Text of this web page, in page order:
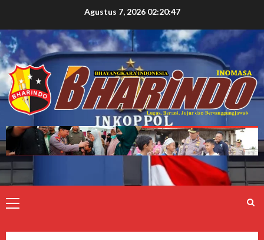
Agustus 7, 2026 02:20:48